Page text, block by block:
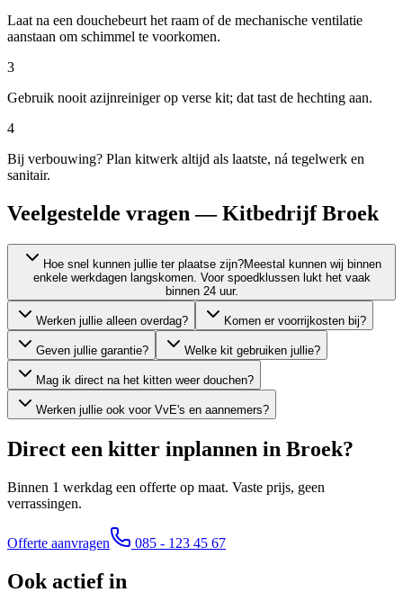
Laat na een douchebeurt het raam of de mechanische ventilatie
aanstaan om schimmel te voorkomen.
3
Gebruik nooit azijnreiniger op verse kit; dat tast de hechting aan.
4
Bij verbouwing? Plan kitwerk altijd als laatste, ná tegelwerk en
sanitair.
Veelgestelde vragen — Kitbedrijf Broek
Hoe snel kunnen jullie ter plaatse zijn?Meestal kunnen wij binnen
enkele werkdagen langskomen. Voor spoedklussen lukt het vaak
binnen 24 uur.
Werken jullie alleen overdag? Komen er voorrijkosten bij?
Geven jullie garantie? Welke kit gebruiken jullie?
Mag ik direct na het kitten weer douchen?
Werken jullie ook voor VvE's en aannemers?
Direct een kitter inplannen in Broek?
Binnen 1 werkdag een offerte op maat. Vaste prijs, geen
verrassingen.
Offerte aanvragen 085 - 123 45 67
Ook actief in